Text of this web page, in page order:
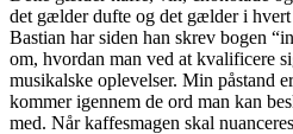
det gælder dufte og det gælder i
Bastian har siden han skrev bogen
om, hvordan man ved at kvalificere
musikalske oplevelser. Min påstand
kommer igennem de ord man kan
med. Når kaffesmagen skal